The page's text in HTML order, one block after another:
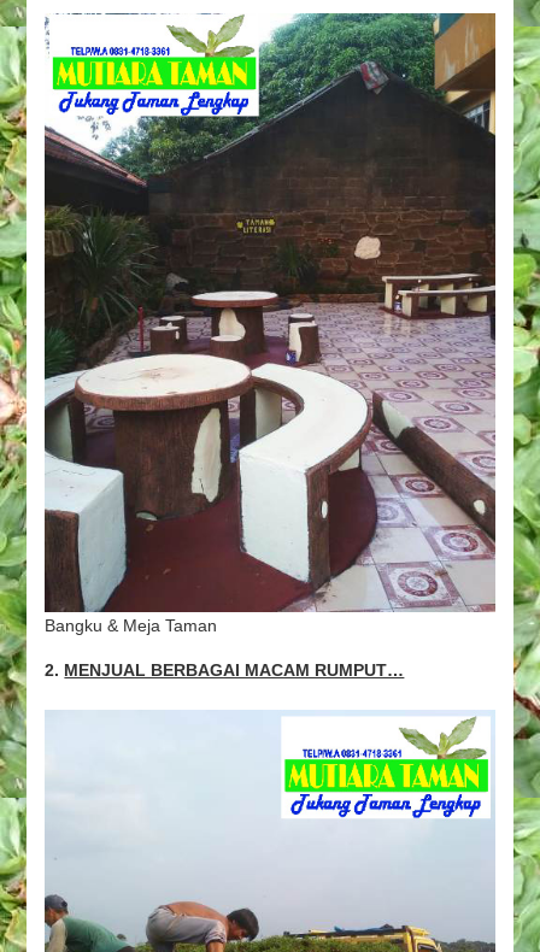
Bangku & Meja Taman
2. MENJUAL BERBAGAI MACAM RUMPUT…